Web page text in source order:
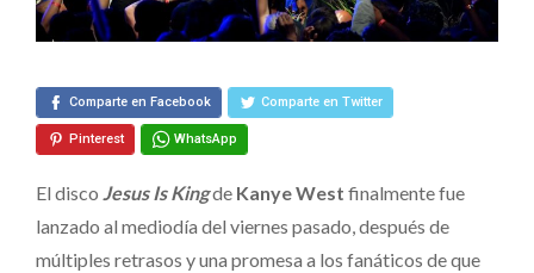
Is
Comparte en Facebook Comparte en Twitter
Pinterest WhatsApp
El disco Jesus Is Kingde Kanye West finalmente fue
lanzado al mediodía del viernes pasado, después de
múltiples retrasos y una promesa a los fanáticos de que